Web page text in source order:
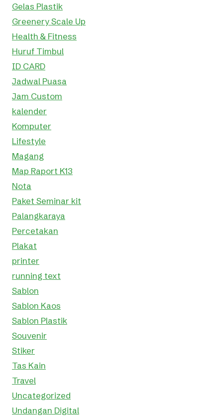
Gelas Plastik
Greenery Scale Up
Health & Fitness
Huruf Timbul
ID CARD
Jadwal Puasa
Jam Custom
kalender
Komputer
Lifestyle
Magang
Map Raport K13
Nota
Paket Seminar kit
Palangkaraya
Percetakan
Plakat
printer
running text
Sablon
Sablon Kaos
Sablon Plastik
Souvenir
Stiker
Tas Kain
Travel
Uncategorized
Undangan Digital